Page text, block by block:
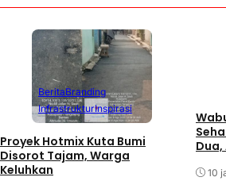
BeritaBranding
InfrastrukturInspirasi
Proyek Hotmix Kuta Bumi
Disorot Tajam, Warga
Keluhkan
10